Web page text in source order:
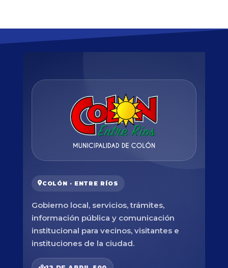
COLÓN · ENTRE RÍOS
Gobierno local, servicios, trámites,
información pública y comunicación
institucional para vecinos, visitantes e
instituciones de la ciudad.